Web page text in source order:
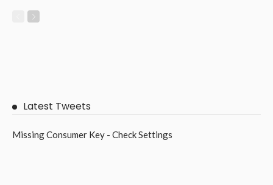
Latest Tweets
Missing Consumer Key - Check Settings